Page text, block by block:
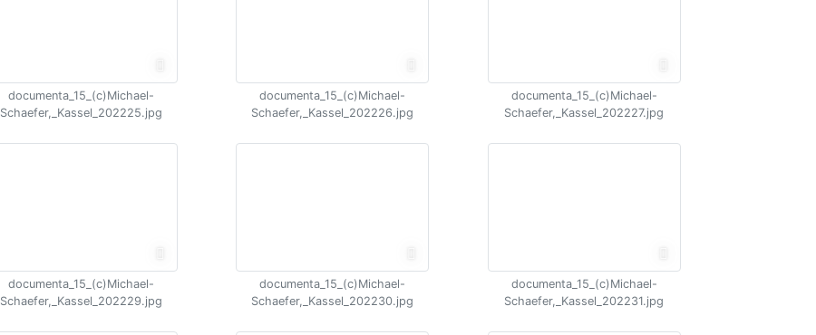
documenta_15_(c)Michael-
Schaefer,_Kassel_202225.jpg
documenta_15_(c)Michael-
Schaefer,_Kassel_202226.jpg
documenta_15_(c)Michael-
Schaefer,_Kassel_202227.jpg
documenta_15_(c)Michael-
Schaefer,_Kassel_202229.jpg
documenta_15_(c)Michael-
Schaefer,_Kassel_202230.jpg
documenta_15_(c)Michael-
Schaefer,_Kassel_202231.jpg